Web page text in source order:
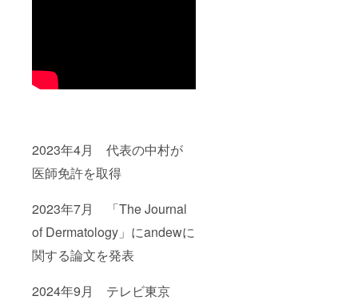
2023年4月 代表の中村が
医師免許を取得
2023年7月 「The Journal
of Dermatology」にandewに
関する論文を発表
2024年9月 テレビ東京